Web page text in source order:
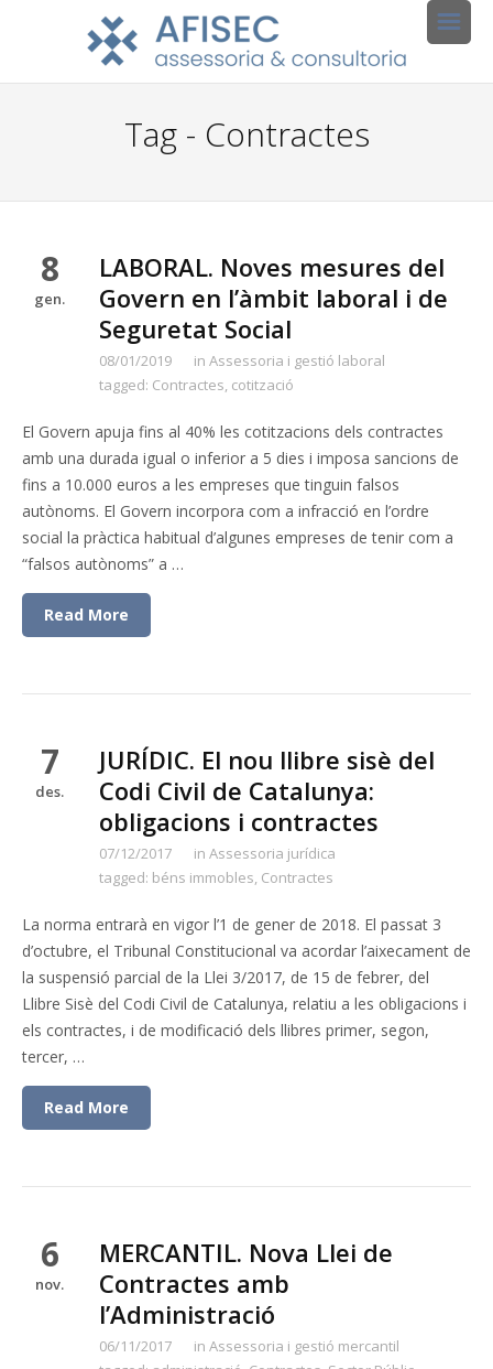
Tag - Contractes
8
gen.
LABORAL. Noves mesures del
Govern en l’àmbit laboral i de
Seguretat Social
08/01/2019 in Assessoria i gestió laboral
tagged: Contractes, cotització
El Govern apuja fins al 40% les cotitzacions dels contractes
amb una durada igual o inferior a 5 dies i imposa sancions de
fins a 10.000 euros a les empreses que tinguin falsos
autònoms. El Govern incorpora com a infracció en l’ordre
social la pràctica habitual d’algunes empreses de tenir com a
“falsos autònoms” a …
Read More
7
des.
JURÍDIC. El nou llibre sisè del
Codi Civil de Catalunya:
obligacions i contractes
07/12/2017 in Assessoria jurídica
tagged: béns immobles, Contractes
La norma entrarà en vigor l’1 de gener de 2018. El passat 3
d’octubre, el Tribunal Constitucional va acordar l’aixecament de
la suspensió parcial de la Llei 3/2017, de 15 de febrer, del
Llibre Sisè del Codi Civil de Catalunya, relatiu a les obligacions i
els contractes, i de modificació dels llibres primer, segon,
tercer, …
Read More
6
nov.
MERCANTIL. Nova Llei de
Contractes amb
l’Administració
06/11/2017 in Assessoria i gestió mercantil